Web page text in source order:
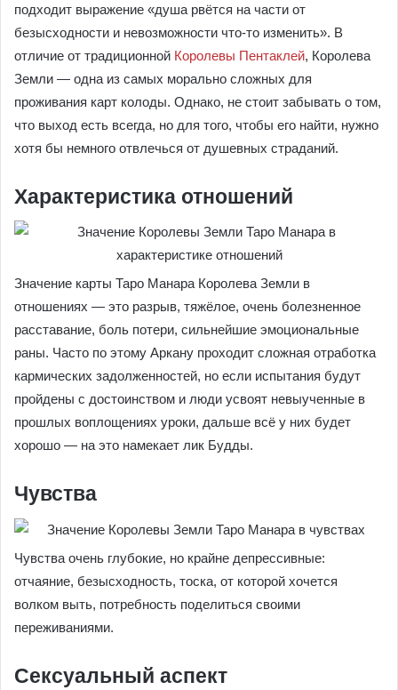
подходит выражение «душа рвётся на части от
безысходности и невозможности что-то изменить». В
отличие от традиционной Королевы Пентаклей, Королева
Земли — одна из самых морально сложных для
проживания карт колоды. Однако, не стоит забывать о том,
что выход есть всегда, но для того, чтобы его найти, нужно
хотя бы немного отвлечься от душевных страданий.
Характеристика отношений
Значение карты Таро Манара Королева Земли в
отношениях — это разрыв, тяжёлое, очень болезненное
расставание, боль потери, сильнейшие эмоциональные
раны. Часто по этому Аркану проходит сложная отработка
кармических задолженностей, но если испытания будут
пройдены с достоинством и люди усвоят невыученные в
прошлых воплощениях уроки, дальше всё у них будет
хорошо — на это намекает лик Будды.
Чувства
Чувства очень глубокие, но крайне депрессивные:
отчаяние, безысходность, тоска, от которой хочется
волком выть, потребность поделиться своими
переживаниями.
Сексуальный аспект